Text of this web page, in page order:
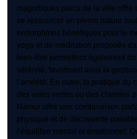
magnifiques parcs de la ville offre
se ressourcer en pleine nature
endorphines bénéfiques pour le
yoga et de méditation proposés
bien-être permettent également
sérénité, favorisant ainsi la
l’anxiété. En outre, la pratique du
des voies vertes ou des chemins
Namur offre une combinaison
physique et de découverte
l’équilibre mental et émotionnel.